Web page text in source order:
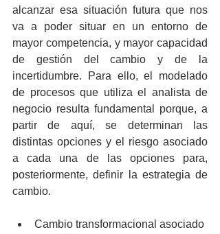
alcanzar esa situación futura que nos
va a poder situar en un entorno de
mayor competencia, y mayor capacidad
de gestión del cambio y de la
incertidumbre. Para ello, el modelado
de procesos que utiliza el analista de
negocio resulta fundamental porque, a
partir de aquí, se determinan las
distintas opciones y el riesgo asociado
a cada una de las opciones para,
posteriormente, definir la estrategia de
cambio.
Cambio transformacional asociado